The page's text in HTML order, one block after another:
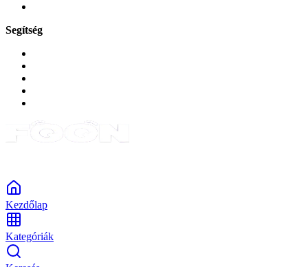
Segítség
Kezdőlap
Kategóriák